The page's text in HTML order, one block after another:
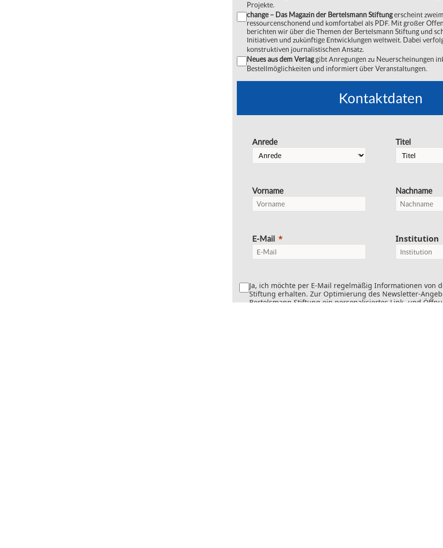
Projekte.
change – Das Magazin der Bertelsmann Stiftungerscheint
ressourcenschonend und komfortabel als PDF. Mit großer
berichten wir über die Themen der Bertelsmann Stiftung und
Initiativen und zukünftige Entwicklungen weltweit. Dabei
konstruktiven journalistischen Ansatz.
Neues aus dem Verlaggibt Anregungen zu Neuerscheinungen
Bestellmöglichkeiten und informiert über Veranstaltungen.
Kontaktdaten
Anrede
Vorname
E-Mail
Titel
Nachname
Institution
Ja, ich möchte per E-Mail regelmäßig Informationen von
Stiftung erhalten. Zur Optimierung des Newsletter-
Bertelsmann Stiftung ein personalisiertes Link- und